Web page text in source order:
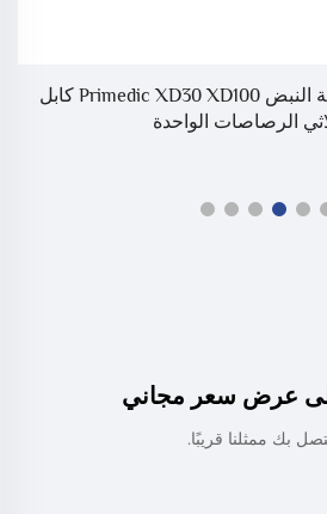
متوافق مع جهاز مراقبة النبض Primedic XD30 XD100 كابل
عرض سعر مجاني
بك ممثلنا قريبًا.